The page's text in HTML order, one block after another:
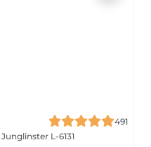
491
Junglinster L-6131